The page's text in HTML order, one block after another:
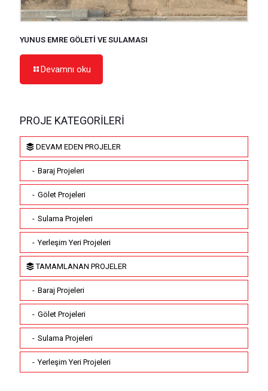
YUNUS EMRE GÖLETİ VE SULAMASI
Devamnı oku
PROJE KATEGORİLERİ
DEVAM EDEN PROJELER
Baraj Projeleri
Gölet Projeleri
Sulama Projeleri
Yerleşim Yeri Projeleri
TAMAMLANAN PROJELER
Baraj Projeleri
Gölet Projeleri
Sulama Projeleri
Yerleşim Yeri Projeleri